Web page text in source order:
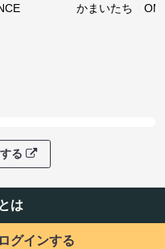
かまいたち
る
は
グインする